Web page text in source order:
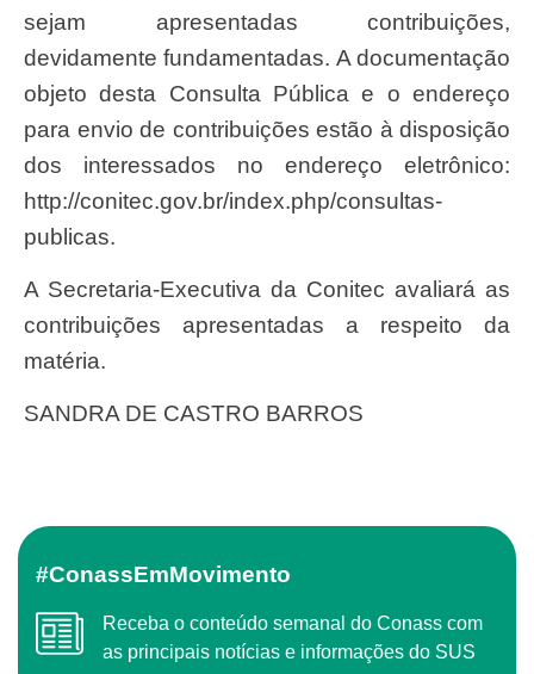
sejam apresentadas contribuições,
devidamente fundamentadas. A documentação
objeto desta Consulta Pública e o endereço
para envio de contribuições estão à disposição
dos interessados no endereço eletrônico:
http://conitec.gov.br/index.php/consultas-
publicas.
A Secretaria-Executiva da Conitec avaliará as
contribuições apresentadas a respeito da
matéria.
SANDRA DE CASTRO BARROS
#ConassEmMovimento
Receba o conteúdo semanal do Conass com
as principais notícias e informações do SUS